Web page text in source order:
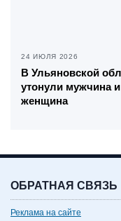
24 ИЮЛЯ 2026
В Ульяновской
утонули мужчина и
женщина
ОБРАТНАЯ СВЯЗЬ
Реклама на сайте